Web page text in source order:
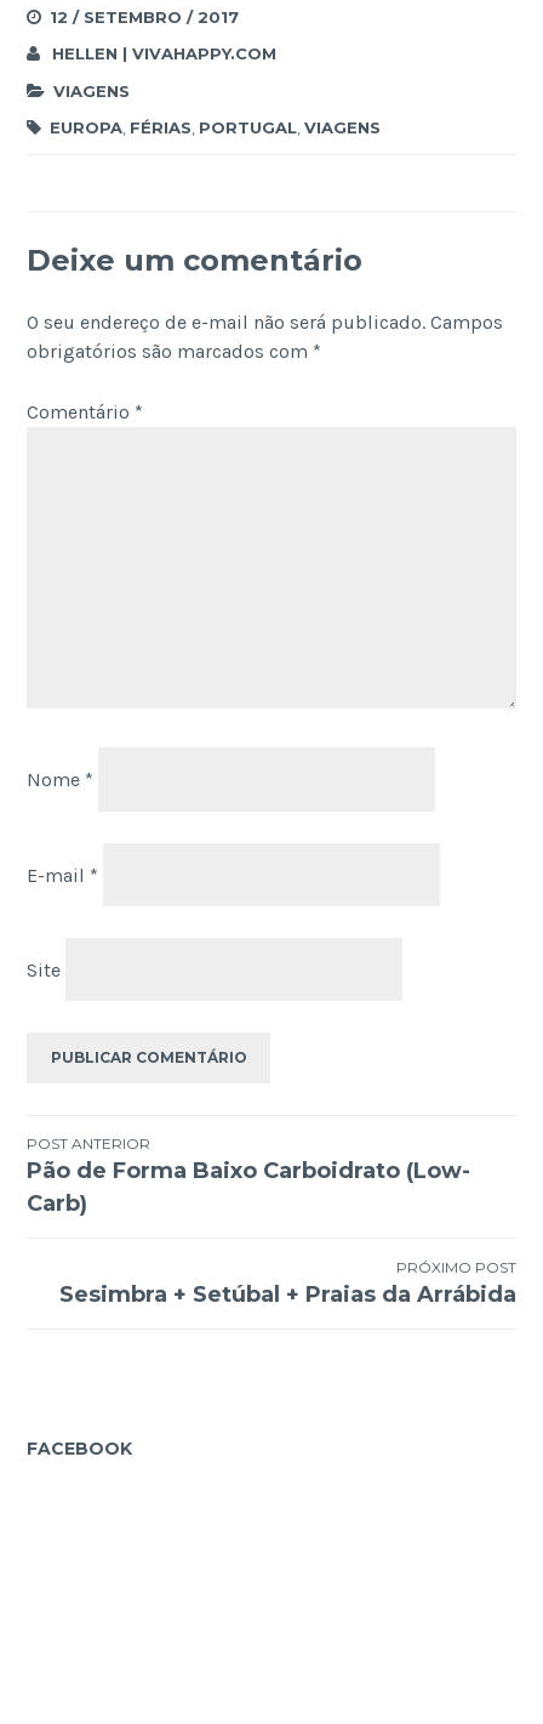
12 / SETEMBRO / 2017
HELLEN | VIVAHAPPY.COM
VIAGENS
EUROPA, FÉRIAS, PORTUGAL,VIAGENS
Deixe um comentário
O seu endereço de e-mail não será publicado. Campos
obrigatórios são marcados com *
Comentário *
Nome *
E-mail *
Site
Navegação
de
POST ANTERIOR
Pão de Forma Baixo Carboidrato (Low-
Carb)
PRÓXIMO POST
Sesimbra + Setúbal + Praias da Arrábida
FACEBOOK